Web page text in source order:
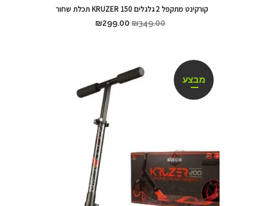
קורקינט מתקפל 2 גלגלים KRUZER 150 תכלת שחור
₪349.00
₪299.00
מבצע